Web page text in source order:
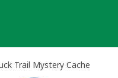
Trail Mystery Cache